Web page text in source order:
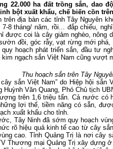
22.000 ha đất trồng sắn, dao
bột xuất khẩu, chế biến cồn
trên địa bàn các tỉnh Tây Nguyên
8 tháng/ năm, rồi... đắp chiếu,
được coi là cây giảm nghèo, nông
đồi, góc rẫy, vạt rừng mới
hoạch phát triển sắn, đầu tư
ngạch sắn Việt Nam cũng vượt
Thu hoạch sắn trên Tây
sắn Việt Nam” do Hiệp hội
Văn Quang, Phó Chủ tịch
trên 1,6 triệu tấn. Cả nước có
lợi thế, tiềm năng có sẵn,
xuất khẩu cho tỉnh.
Tây Ninh đã sớm quy hoạch
rõ hiệu quả kinh tế cao từ cây
cao. Tỉnh Quảng Trị là nơi cây
Thương mại Quảng Trị xây dựng